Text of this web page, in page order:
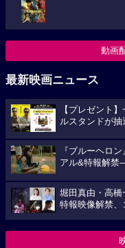
動画
最新映画ニュース
【プレゼント
ルスタンドが抽
『ブルーヘロ
アル&特報解禁
堀田真由・高橋
特報映像解禁